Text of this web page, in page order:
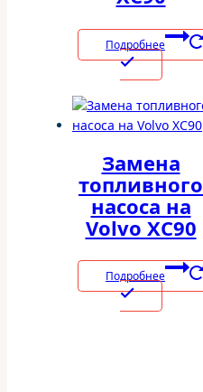
Подробнее
Замена
топливного
насоса на
Volvo XC90
Подробнее